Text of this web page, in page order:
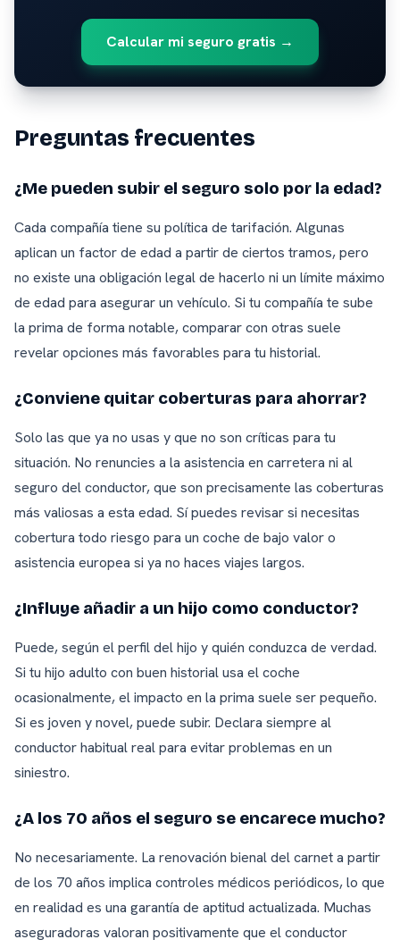
Calcular mi seguro gratis →
Preguntas frecuentes
¿Me pueden subir el seguro solo por la edad?
Cada compañía tiene su política de tarifación. Algunas
aplican un factor de edad a partir de ciertos tramos, pero
no existe una obligación legal de hacerlo ni un límite máximo
de edad para asegurar un vehículo. Si tu compañía te sube
la prima de forma notable, comparar con otras suele
revelar opciones más favorables para tu historial.
¿Conviene quitar coberturas para ahorrar?
Solo las que ya no usas y que no son críticas para tu
situación. No renuncies a la asistencia en carretera ni al
seguro del conductor, que son precisamente las coberturas
más valiosas a esta edad. Sí puedes revisar si necesitas
cobertura todo riesgo para un coche de bajo valor o
asistencia europea si ya no haces viajes largos.
¿Influye añadir a un hijo como conductor?
Puede, según el perfil del hijo y quién conduzca de verdad.
Si tu hijo adulto con buen historial usa el coche
ocasionalmente, el impacto en la prima suele ser pequeño.
Si es joven y novel, puede subir. Declara siempre al
conductor habitual real para evitar problemas en un
siniestro.
¿A los 70 años el seguro se encarece mucho?
No necesariamente. La renovación bienal del carnet a partir
de los 70 años implica controles médicos periódicos, lo que
en realidad es una garantía de aptitud actualizada. Muchas
aseguradoras valoran positivamente que el conductor